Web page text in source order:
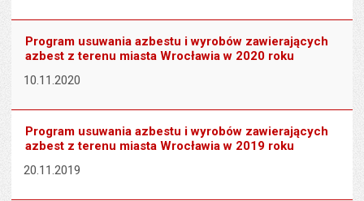
Program usuwania azbestu i wyrobów zawierających
azbest z terenu miasta Wrocławia w 2020 roku
10.11.2020
Program usuwania azbestu i wyrobów zawierających
azbest z terenu miasta Wrocławia w 2019 roku
20.11.2019